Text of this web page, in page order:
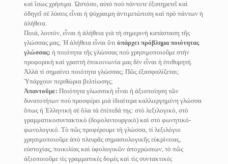
καὶ ἴσως χρήσιμα. Ὡστόσο, αὐτὸ ποὺ πάντοτε ἐξυπηρετεῖ καὶ
ὁδηγεῖ σὲ λύσεις εἶναι ἡ ψύχραιμη ἀντιμετώπιση καὶ πρὸ πάντων ἡ
ἀλήθεια.
Ποιά, λοιπόν, εἶναι ἡ ἀλήθεια γιὰ τὴ σημερινὴ κατάσταση τῆς
γλώσσας μας; Ἡ ἀλήθεια εἶναι ὅτιὑπάρχει πρόβλημα ποιότητας
γλώσσας: ἡ ποιότητα τῆς γλώσσας ποὺ χρησιμοποιοῦμε στὴν
προφορικὴ καὶ γραπτὴ ἐπικοινωνία μας δὲν εἶναι ἡ ἐπιθυμητή.
Ἀλλὰ τί σημαίνει ποιότητα γλώσσας; Πῶς ἐξασφαλίζεται;
Ὑπάρχουν περιθώρια βελτίωσης;
Ἀπαντοῦμε: Ποιότητα γλωσσικὴ εἶναι ἡ ἀξιοποίηση τῶν
δυνατοτήτων ποὺ προσφέρει μιά ἰδιαίτερα καλλιεργημένη γλώσσα
ὅπως ἡ Ἑλληνικὴ σὲ ὅλα τὰ ἐπίπεδά της: στὸ λεξιλογικό, στὸ
γραμματικοσυντακτικὸ (δομολειτουργικὸ) καὶ στὸ φωνητικό-
φωνολογικό. Τὸ πῶς προφέρουμε τὴ γλώσσα, τί λεξιλόγιο
χρησιμοποιοῦμε ἀπὸ πλευρᾶς σημασιολογικῆς εὐκρίνειας,
εὐστοχίας, ποικιλίας καὶ ὑφολογικῶν ἀποχρώσεων, τὸ πῶς
ἀξιοποιοῦμε τὶς γραμματικὲς δομὲς καὶ τὶς συντακτικὲς